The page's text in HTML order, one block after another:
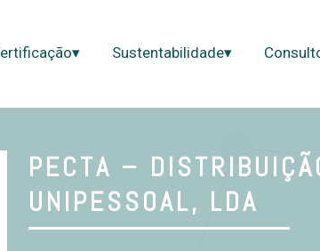
Certificação▾ Sustentabilidade▾
PECTA –
UNIPESSOAL, LDA